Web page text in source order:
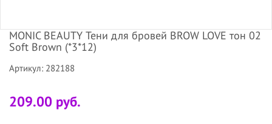
MONIC BEAUTY Тени для бровей BROW LOVE тон 02
Soft Brown (*3*12)
Артикул: 282188
209.00 руб.